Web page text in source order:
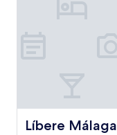
Líbere
Líbere Málaga